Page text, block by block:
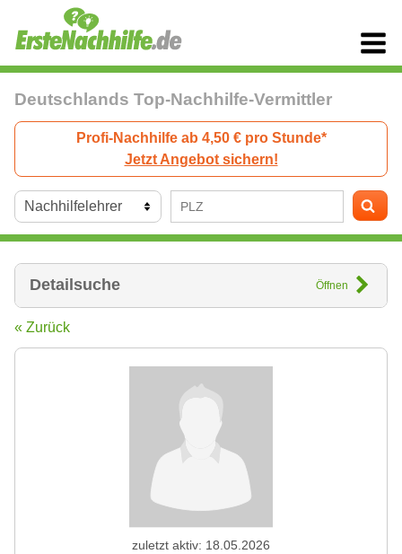
Deutschlands Top-Nachhilfe-Vermittler
Profi-Nachhilfe ab 4,50 € pro Stunde*
Jetzt Angebot sichern!
Detailsuche Öffnen
« Zurück
zuletzt aktiv: 18.05.2026